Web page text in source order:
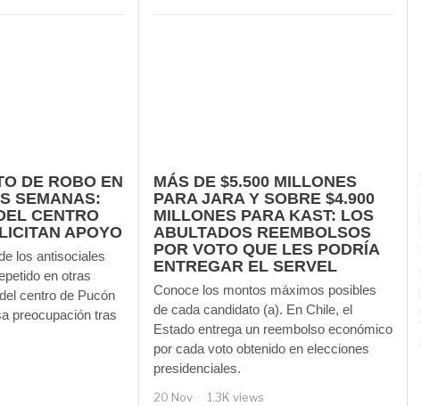
DE ROBO EN
SEMANAS:
CENTRO
APOYO
los antisociales
en otras
centro de Pucón
preocupación tras
MÁS DE $5.500 MILLONES
PARA JARA Y SOBRE $4.900
MILLONES PARA KAST: LOS
ABULTADOS REEMBOLSOS
POR VOTO QUE LES PODRÍA
ENTREGAR EL SERVEL
Conoce los montos máximos posibles
de cada candidato (a). En Chile, el
Estado entrega un reembolso económico
por cada voto obtenido en elecciones
presidenciales.
20 Nov 1.3K views